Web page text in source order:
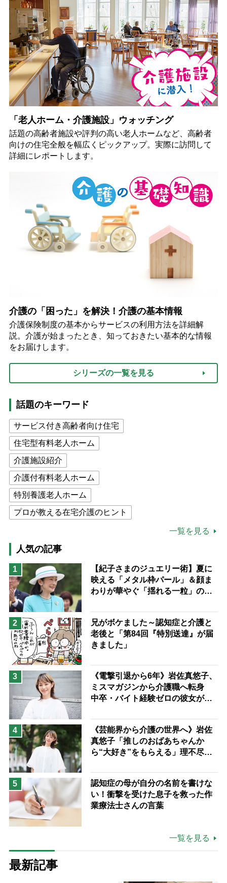
「老人ホーム・介護施設」ウォッチング
話題の高齢者施設や評判の高い老人ホームなど、高齢者
向けの住宅全般を幅広くピックアップ。実際に訪問して
詳細にレポートします。
介護の「困った」を解決！介護の基本情報
介護保険制度の基本からサービスの利用方法を詳細解
説。介護が始まったとき、知っておきたい基本的な情報
をお届けします。
シリーズの一覧を見る
話題のキーワード
サービス付き高齢者向け住宅
住宅型有料老人ホーム
介護施設紹介
介護付有料老人ホーム
特別養護老人ホーム
プロが教える在宅介護のヒント
高木ブー
ケアマネジャー
猫が母になつきません
息子の遠距離介護サバイバル術
兄がボケました
予防法
一覧を見る
人気の記事
1
【紀子さまのジュエリー術】夏に
映える「メタル枠パール」＆顔ま
わりが華やぐ「揺れる一粒」の使
2
兄がボケました～認知症と介護と
老後と「第84回『特別送達』が届
きました」
3
《電撃引退から6年》岩佐真悠子、
ミスマガジンから介護職へ転身
中卒・バイト経験ゼロの彼女が見
ながら自分らしくいられる」
4
《芸能界から介護の世界へ》岩佐
真悠子「推しのおばあちゃんか
ら“大好き”をもらえる」理不尽さ
場は「愛おしい」
5
認知症の母が自分の名前を書けな
い！衝撃を受けた息子を救った作
業療法士さんの言葉
一覧を見る
最新記事